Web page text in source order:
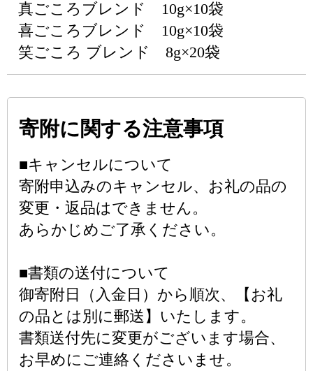
真ごころブレンド 10g×10袋
喜ごころブレンド 10g×10袋
笑ごころ ブレンド 8g×20袋
寄附に関する注意事項
■キャンセルについて
寄附申込みのキャンセル、お礼の品の
変更・返品はできません。
あらかじめご了承ください。
■書類の送付について
御寄附日（入金日）から順次、【お礼
の品とは別に郵送】いたします。
書類送付先に変更がございます場合、
お早めにご連絡くださいませ。